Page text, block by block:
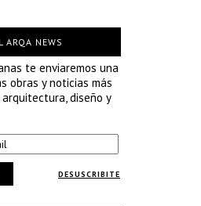
ARQA NEWS
te enviaremos una
obras y noticias más
diseño y
DESUSCRIBITE